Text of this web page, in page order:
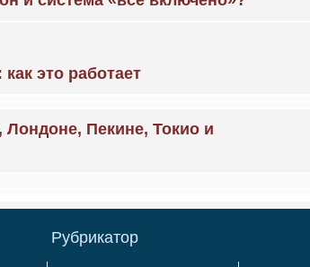
это работает
Пекине, Токио и
Рубрикатор